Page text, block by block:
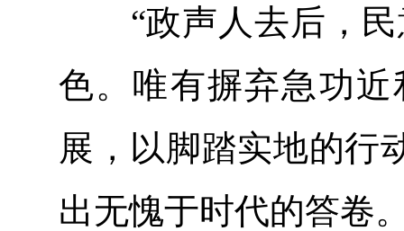
“政声人去后，民
色。唯有摒弃急功
展，以脚踏实地的行
出无愧于时代的答卷